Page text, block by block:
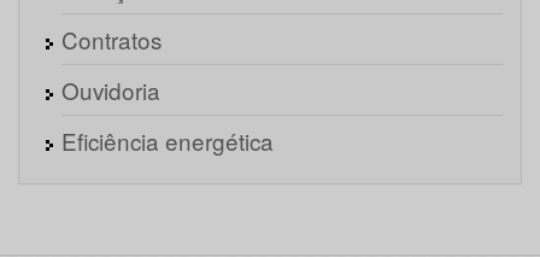
Contratos
Ouvidoria
Eficiência energética